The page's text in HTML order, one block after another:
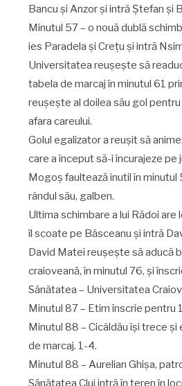
Bancu și Anzor și intră Ștefan și
Minutul 57 – o nouă dublă
ies Paradela și Crețu și intră
Universitatea reușește să
tabela de marcaj în minutul 61
reușește al doilea său gol
afara careului.
Golul egalizator a reușit să
care a început să-i încurajeze pe
Mogoș faultează inutil în minutul
rândul său, galben.
Ultima schimbare a lui Rădoi are
îl scoate pe Băsceanu și intră
David Matei reușește să aducă
craioveană, în minutul 76, și
Sănătatea – Universitatea
Minutul 87 – Etim înscrie pentru
Minutul 88 – Cicâldău își trece și
de marcaj. 1-4.
Minutul 88 – Aurelian Ghișa,
Sănătatea Cluj intră în teren în